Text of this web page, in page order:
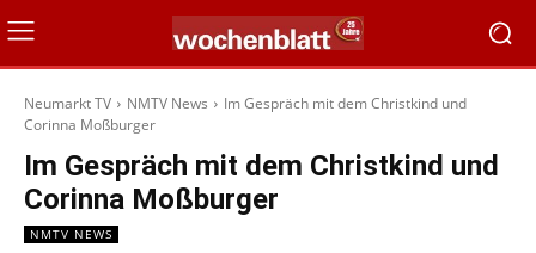
Neumarkt TV NMTV News
Im Gespräch mit dem Christkind und
Corinna Moßburger
Im Gespräch mit dem Christkind und
Corinna Moßburger
NMTV NEWS